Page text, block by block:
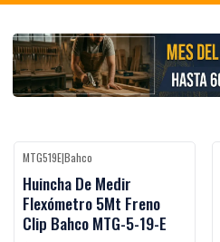
-60%OFF
MTG519E|Bahco
Huincha De Medir
Flexómetro 5Mt Freno
Clip Bahco MTG-5-19-E